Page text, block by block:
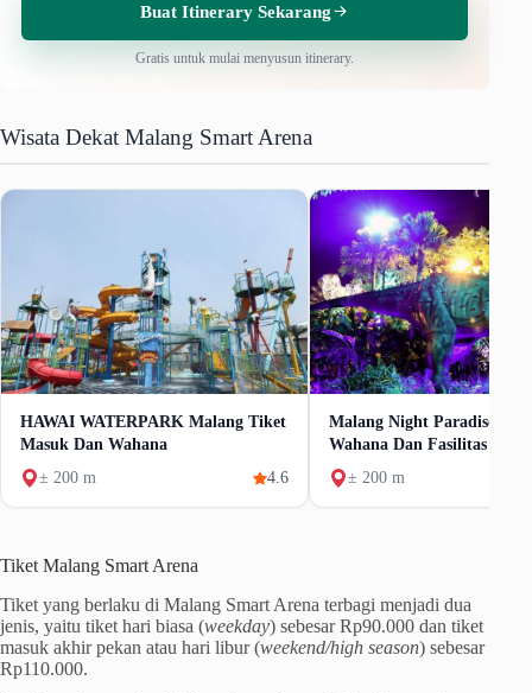
Buat Itinerary Sekarang
Gratis untuk mulai menyusun itinerary.
Wisata Dekat Malang Smart Arena
HAWAI WATERPARK Malang Tiket
Masuk Dan Wahana
± 200 m
4.6
Malang Night Paradise
Wahana Dan Fasilitas
± 200 m
Tiket Malang Smart Arena
Tiket yang berlaku di Malang Smart Arena terbagi menjadi dua
jenis, yaitu tiket hari biasa (weekday) sebesar Rp90.000 dan tiket
masuk akhir pekan atau hari libur (weekend/high season) sebesar
Rp110.000.